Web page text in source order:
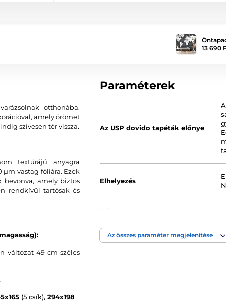
13 690
otthonába.
amely örömet
szívesen tér vissza.
textúrájú anyagra
vastag fóliára. Ezek
bevonva, amely biztos
rendkívül tartósak és
változat 49 cm széles
(5 csík), 294x198
Paraméterek
Az USP dovido tapéták előnye
Elhelyezés
Tapéta technológia
Az összes paraméter megjelenítése